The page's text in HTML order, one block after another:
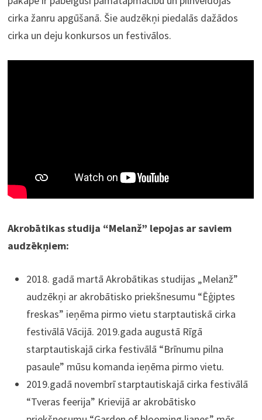
cirka žanru apgūšanā. Šie audzēkņi piedalās dažādos
cirka un deju konkursos un festivālos.
Akrobātikas studija “Melanž” lepojas ar saviem
audzēkņiem:
2018. gadā martā Akrobātikas studijas „Melanž”
audzēkņi ar akrobātisko priekšnesumu “Ēģiptes
freskas” ieņēma pirmo vietu starptautiskā cirka
festivālā Vācijā. 2019.gada augustā Rīgā
starptautiskajā cirka festivālā “Brīnumu pilna
pasaule” mūsu komanda ieņēma pirmo vietu.
2019.gadā novembrī starptautiskajā cirka festivālā
“Tveras feerija” Krievijā ar akrobātisko